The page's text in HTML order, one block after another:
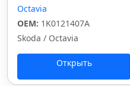
Octavia
OEM: 1K0121407A
Skoda / Octavia
Открыть